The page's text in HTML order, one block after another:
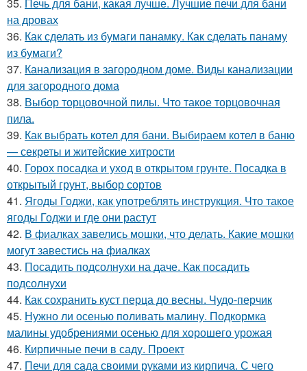
на дровах
36. Как сделать из бумаги панамку. Как сделать панаму
из бумаги?
37. Канализация в загородном доме. Виды канализации
для загородного дома
38. Выбор торцовочной пилы. Что такое торцовочная
пила.
39. Как выбрать котел для бани. Выбираем котел в баню
— секреты и житейские хитрости
40. Горох посадка и уход в открытом грунте. Посадка в
открытый грунт, выбор сортов
41. Ягоды Годжи, как употреблять инструкция. Что такое
ягоды Годжи и где они растут
42. В фиалках завелись мошки, что делать. Какие мошки
могут завестись на фиалках
43. Посадить подсолнухи на даче. Как посадить
подсолнухи
44. Как сохранить куст перца до весны. Чудо-перчик
45. Нужно ли осенью поливать малину. Подкормка
малины удобрениями осенью для хорошего урожая
46. Кирпичные печи в саду. Проект
47. Печи для сада своими руками из кирпича. С чего